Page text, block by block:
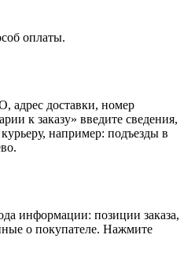
оплаты.
адрес доставки, номер
к заказу» введите сведения,
например: подъезды в
информации: позиции заказа,
о покупателе. Нажмите